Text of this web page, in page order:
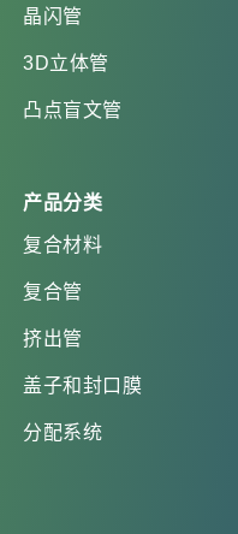
晶闪管
3D立体管
凸点盲文管
产品分类
复合材料
复合管
挤出管
盖子和封口膜
分配系统